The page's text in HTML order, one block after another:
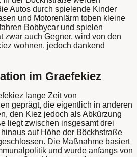
Autos durch spielende Kinder
und Motorenlärm toben kleine
Bobbycar und spielen
zwar auch Gegner, wird von den
wohnen, jedoch dankend
im Graefekiez
lange Zeit von
geprägt, die eigentlich in anderen
den Kiez jedoch als Abkürzung
liegt zwischen insgesamt drei
auf Höhe der Böckhstraße
Die Maßnahme basiert
und wurde anfangs von